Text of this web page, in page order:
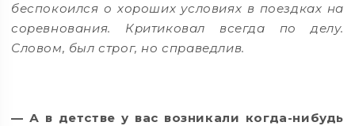
беспокоился о хороших условиях в поездках на
соревнования. Критиковал всегда по делу.
Словом, был строг, но справедлив.
— А в детстве у вас возникали когда-нибудь